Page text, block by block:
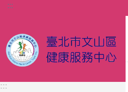
跳到主要內容區塊
:::
:::